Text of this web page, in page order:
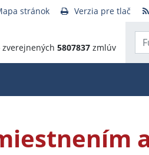
stránok Verzia pre tlač
zverejnených 5807837 zmlúv